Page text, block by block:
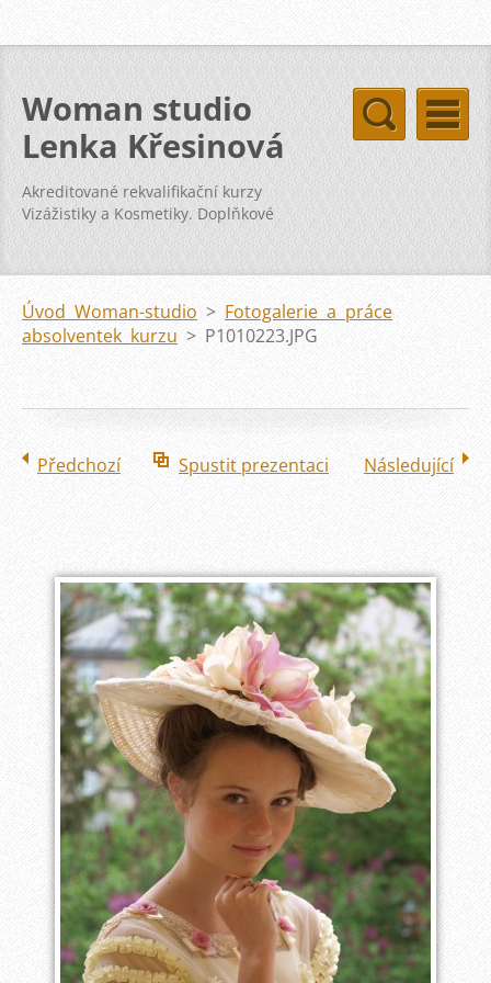
Woman studio
Lenka Křesinová
Akreditované rekvalifikační kurzy
Vizážistiky a Kosmetiky. Doplňkové
kurzy svatba vizáž kosmetika pleť
Úvod Woman-studio > Fotogalerie a práce
absolventek kurzu > P1010223.JPG
Předchozí Spustit prezentaci Následující